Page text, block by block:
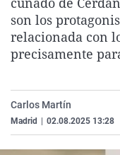
son los
relacionada con
precisamente
Carlos Martín
Madrid 02.08.2025 13:28